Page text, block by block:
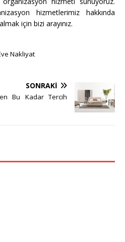
hizmetlerimiz hakkında
için bizi arayınız.
Nakliyat
SONRAKI
Bu Kadar Tercih